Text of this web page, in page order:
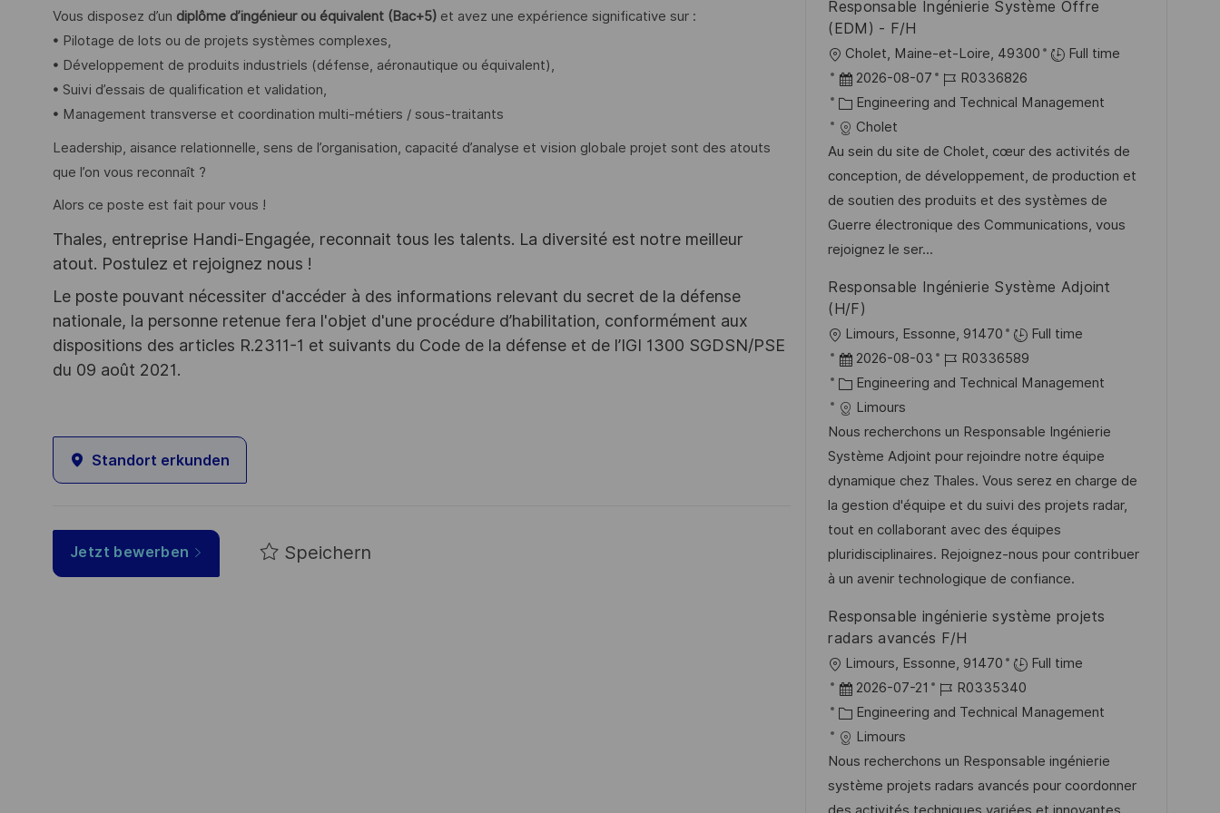
Vous disposez d’un diplôme d’ingénieur ou équivalent (Bac+5) et avez une expérience significative sur :
• Pilotage de lots ou de projets systèmes complexes,
• Développement de produits industriels (défense, aéronautique ou équivalent),
• Suivi d’essais de qualification et validation,
• Management transverse et coordination multi-métiers / sous-traitants
Leadership, aisance relationnelle, sens de l’organisation, capacité d’analyse et vision globale projet sont des atouts
que l’on vous reconnaît ?
Alors ce poste est fait pour vous !
Thales, entreprise Handi-Engagée, reconnait tous les talents. La diversité est notre meilleur
atout. Postulez et rejoignez nous !
Le poste pouvant nécessiter d'accéder à des informations relevant du secret de la défense
nationale, la personne retenue fera l'objet d'une procédure d’habilitation, conformément aux
dispositions des articles R.2311-1 et suivants du Code de la défense et de l’IGI 1300 SGDSN/PSE
du 09 août 2021.
Standort erkunden
Jetzt bewerben Speichern
ö
e
n
t
u
n
g
Responsable Ingénierie Système Offre
(EDM) - F/H
O
r
t
Cholet, Maine-et-Loire, 49300
Full time
D
a
t
u
m
d
e
r
e
f
f
e
t
l
n
g
2026-08-07
J
o
-
I
D
R0336826
K
a
t
e
g
o
r
e
Engineering and Technical Management
Cholet
Au sein du site de Cholet, cœur des activités de
conception, de développement, de production et
de soutien des produits et des systèmes de
Guerre électronique des Communications, vous
rejoignez le ser...
Responsable Ingénierie Système Adjoint
(H/F)
O
r
t
Limours, Essonne, 91470
Full time
D
a
t
u
m
d
e
r
V
e
ö
e
n
t
i
2026-08-03
J
o
-
I
D
R0336589
K
a
t
e
g
o
r
i
e
Engineering and Technical Management
Limours
Nous recherchons un Responsable Ingénierie
Système Adjoint pour rejoindre notre équipe
dynamique chez Thales. Vous serez en charge de
la gestion d'équipe et du suivi des projets radar,
tout en collaborant avec des équipes
pluridisciplinaires. Rejoignez-nous pour contribuer
à un avenir technologique de confiance.
Responsable ingénierie système projets
radars avancés F/H
O
r
t
Limours, Essonne, 91470
Full time
D
a
t
u
m
d
2026-07-21
J
o
-
I
D
R0335340
K
a
t
e
g
Engineering and Technical Management
Limours
Nous recherchons un Responsable ingénierie
système projets radars avancés pour coordonner